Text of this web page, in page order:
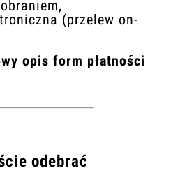
(przelew on-
opis form płatności
odebrać